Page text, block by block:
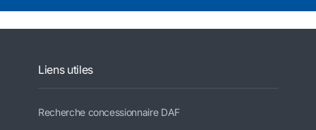
Liens utiles
Recherche concessionnaire DAF